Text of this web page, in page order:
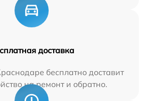
доставка
бесплатно доставит
на ремонт и обратно.